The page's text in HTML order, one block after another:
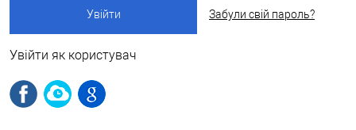
Забули свій пароль?
Увійти як користувач